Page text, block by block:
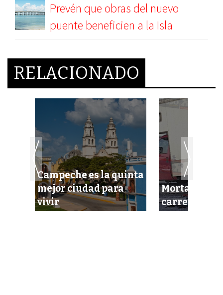
Prevén que obras del nuevo
puente beneficien a la Isla
RELACIONADO
Campeche es la quinta
mejor ciudad para
vivir
Mortal
carretera